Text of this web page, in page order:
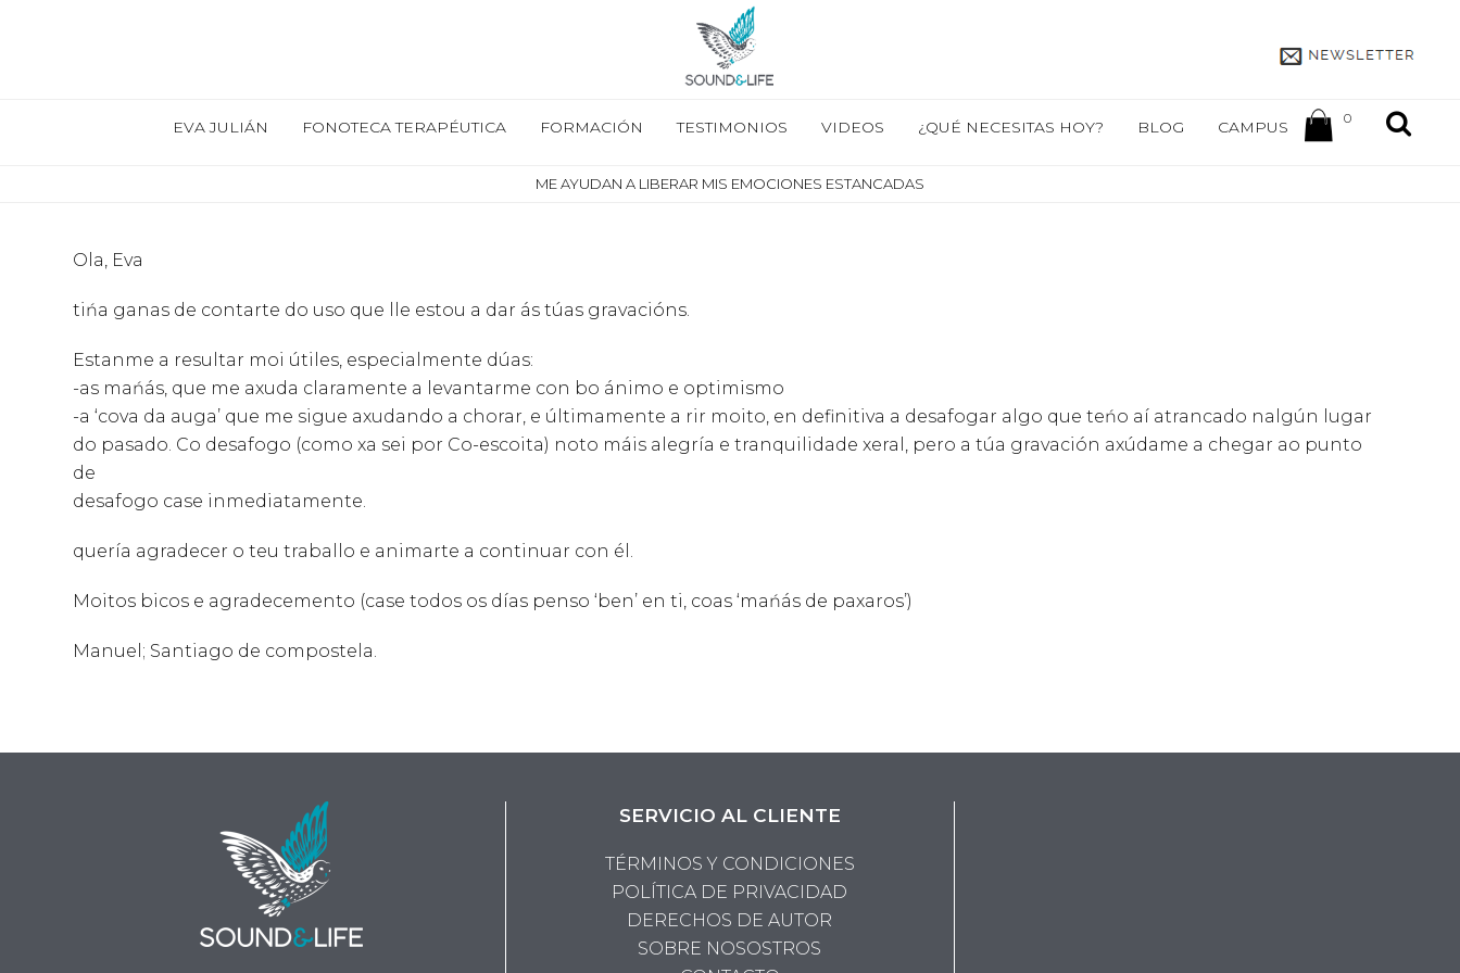
EVA JULIÁN FONOTECA TERAPÉUTICA FORMACIÓN TESTIMONIOS VIDEOS ¿QUÉ NECESITAS HOY? BLOG CAMPUS
ME AYUDAN A LIBERAR MIS EMOCIONES ESTANCADAS
Ola, Eva
tińa ganas de contarte do uso que lle estou a dar ás túas gravacións.
Estanme a resultar moi útiles, especialmente dúas:
-as mańás, que me axuda claramente a levantarme con bo ánimo e optimismo
-a ‘cova da auga’ que me sigue axudando a chorar, e últimamente a rir moito, en definitiva a desafogar algo que teńo aí atrancado nalgún lugar
do pasado. Co desafogo (como xa sei por Co-escoita) noto máis alegría e tranquilidade xeral, pero a túa gravación axúdame a chegar ao punto
de
desafogo case inmediatamente.
quería agradecer o teu traballo e animarte a continuar con él.
Moitos bicos e agradecemento (case todos os días penso ‘ben’ en ti, coas ‘mańás de paxaros’)
Manuel; Santiago de compostela.
SERVICIO AL CLIENTE
TÉRMINOS Y CONDICIONES
POLÍTICA DE PRIVACIDAD
DERECHOS DE AUTOR
SOBRE NOSOSTROS
0